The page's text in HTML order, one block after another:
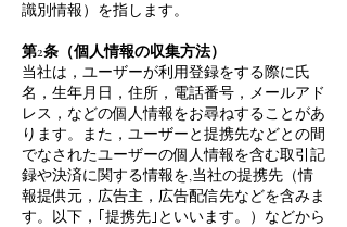
識別情報）を指します。
第2条（個人情報の収集方法）
当社は，ユーザーが利用登録をする際に氏
名，生年月日，住所，電話番号，メールアド
レス，などの個人情報をお尋ねすることがあ
ります。また，ユーザーと提携先などとの間
でなされたユーザーの個人情報を含む取引記
録や決済に関する情報を,当社の提携先（情
報提供元，広告主，広告配信先などを含みま
す。以下，｢提携先｣といいます。）などから